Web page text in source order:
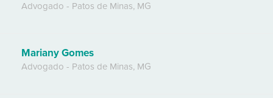
Advogado - Patos de Minas, MG
Mariany Gomes
Advogado - Patos de Minas, MG